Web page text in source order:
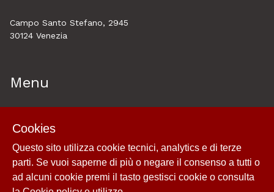
Campo Santo Stefano, 2945
30124 Venezia
Menu
About
Esplora
Cookie policy e utilizzo
Cookies
Questo sito utilizza cookie tecnici, analytics e di terze
parti. Se vuoi saperne di più o negare il consenso a tutti o
ad alcuni cookie premi il tasto gestisci cookie o consulta